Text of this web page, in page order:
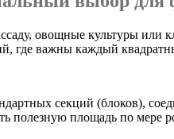
овощные культуры
где важны каждый
секций (блоков),
полезную площадь по мере